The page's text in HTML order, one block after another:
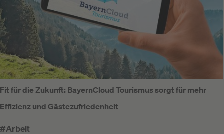
Fit für die Zukunft: BayernCloud Tourismus sorgt für mehr
Effizienz und Gästezufriedenheit
#Arbeit